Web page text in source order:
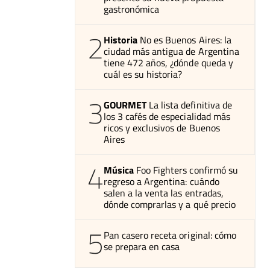
gastronómica
2Historia No es Buenos Aires: la
ciudad más antigua de Argentina
tiene 472 años, ¿dónde queda y
cuál es su historia?
3GOURMET La lista definitiva de
los 3 cafés de especialidad más
ricos y exclusivos de Buenos
Aires
4Música Foo Fighters confirmó su
regreso a Argentina: cuándo
salen a la venta las entradas,
dónde comprarlas y a qué precio
5Pan casero receta original: cómo
se prepara en casa